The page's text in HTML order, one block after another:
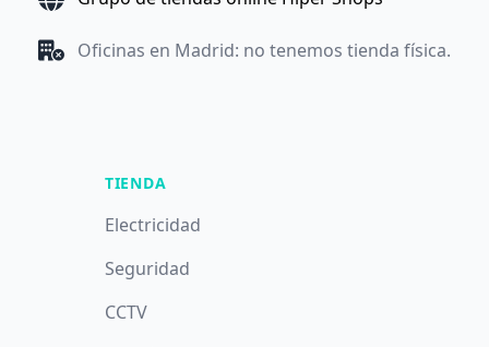
Oficinas en Madrid: no tenemos tienda física.
TIENDA
Electricidad
Seguridad
CCTV